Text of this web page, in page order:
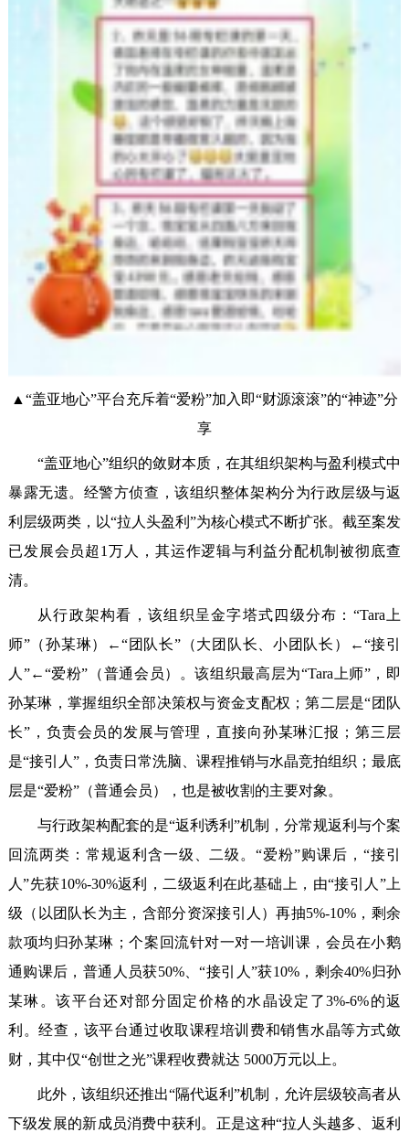
▲“盖亚地心”平台充斥着“爱粉”加入即“财源滚滚”的“神迹”分
享
“盖亚地心”组织的敛财本质，在其组织架构与盈利模式中
暴露无遗。经警方侦查，该组织整体架构分为行政层级与返
利层级两类，以“拉人头盈利”为核心模式不断扩张。截至案发
已发展会员超1万人，其运作逻辑与利益分配机制被彻底查
清。
从行政架构看，该组织呈金字塔式四级分布：“Tara上
师”（孙某琳）←“团队长”（大团队长、小团队长）←“接引
人”←“爱粉”（普通会员）。该组织最高层为“Tara上师”，即
孙某琳，掌握组织全部决策权与资金支配权；第二层是“团队
长”，负责会员的发展与管理，直接向孙某琳汇报；第三层
是“接引人”，负责日常洗脑、课程推销与水晶竞拍组织；最底
层是“爱粉”（普通会员），也是被收割的主要对象。
与行政架构配套的是“返利诱利”机制，分常规返利与个案
回流两类：常规返利含一级、二级。“爱粉”购课后，“接引
人”先获10%-30%返利，二级返利在此基础上，由“接引人”上
级（以团队长为主，含部分资深接引人）再抽5%-10%，剩余
款项均归孙某琳；个案回流针对一对一培训课，会员在小鹅
通购课后，普通人员获50%、“接引人”获10%，剩余40%归孙
某琳。该平台还对部分固定价格的水晶设定了3%-6%的返
利。经查，该平台通过收取课程培训费和销售水晶等方式敛
财，其中仅“创世之光”课程收费就达 5000万元以上。
此外，该组织还推出“隔代返利”机制，允许层级较高者从
下级发展的新成员消费中获利。正是这种“拉人头越多、返利